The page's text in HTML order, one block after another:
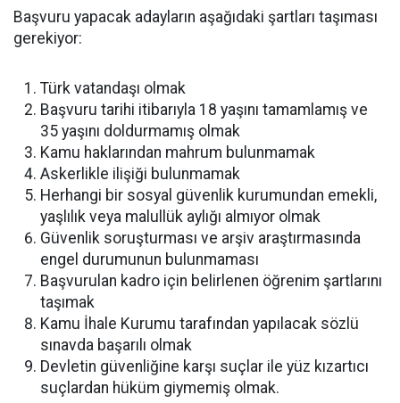
Başvuru yapacak adayların aşağıdaki şartları taşıması
gerekiyor:
Türk vatandaşı olmak
Başvuru tarihi itibarıyla 18 yaşını tamamlamış ve
35 yaşını doldurmamış olmak
Kamu haklarından mahrum bulunmamak
Askerlikle ilişiği bulunmamak
Herhangi bir sosyal güvenlik kurumundan emekli,
yaşlılık veya malullük aylığı almıyor olmak
Güvenlik soruşturması ve arşiv araştırmasında
engel durumunun bulunmaması
Başvurulan kadro için belirlenen öğrenim şartlarını
taşımak
Kamu İhale Kurumu tarafından yapılacak sözlü
sınavda başarılı olmak
Devletin güvenliğine karşı suçlar ile yüz kızartıcı
suçlardan hüküm giymemiş olmak.